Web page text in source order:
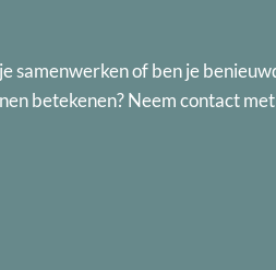
samenwerken of ben je
betekenen? Neem contact met